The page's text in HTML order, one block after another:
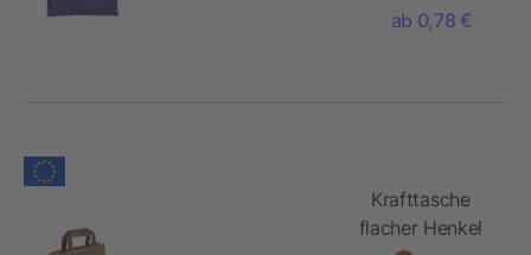
ab 0,78 €
Krafttasche
flacher Henkel